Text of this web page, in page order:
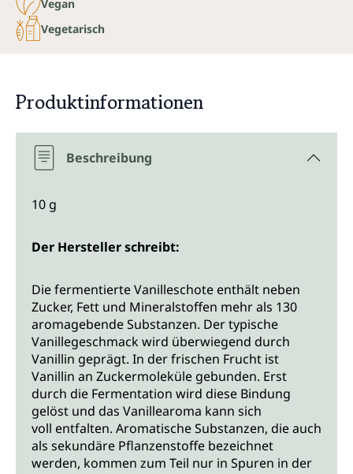
Vegan
Vegetarisch
Produktinformationen
Beschreibung
10 g
Der Hersteller schreibt:
Die fermentierte Vanilleschote enthält neben
Zucker, Fett und Mineralstoffen mehr als 130
aromagebende Substanzen. Der typische
Vanillegeschmack wird überwiegend durch
Vanillin geprägt. In der frischen Frucht ist
Vanillin an Zuckermoleküle gebunden. Erst
durch die Fermentation wird diese Bindung
gelöst und das Vanillearoma kann sich
voll entfalten. Aromatische Substanzen, die auch
als sekundäre Pflanzenstoffe bezeichnet
werden, kommen zum Teil nur in Spuren in der